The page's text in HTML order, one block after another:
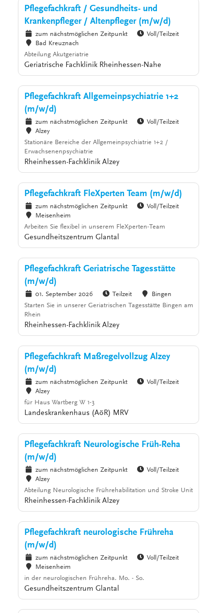
Pflegefachkraft / Gesundheits- und
Krankenpfleger / Altenpfleger (m/w/d)
zum nächstmöglichen Zeitpunkt
Voll/Teilzeit
Bad Kreuznach
Abteilung Akutgeriatrie
Geriatrische Fachklinik Rheinhessen-Nahe
Pflegefachkraft Allgemeinpsychiatrie 1+2
(m/w/d)
zum nächstmöglichen Zeitpunkt
Voll/Teilzeit
Alzey
Stationäre Bereiche der Allgemeinpsychiatrie 1+2 /
Erwachsenenpsychiatrie
Rheinhessen-Fachklinik Alzey
Pflegefachkraft FleXperten Team (m/w/d)
zum nächstmöglichen Zeitpunkt
Voll/Teilzeit
Meisenheim
Arbeiten Sie flexibel in unserem FleXperten-Team
Gesundheitszentrum Glantal
Pflegefachkraft Geriatrische Tagesstätte
(m/w/d)
01. September 2026 Teilzeit
Bingen
Starten Sie in unserer Geriatrischen Tagesstätte Bingen am
Rhein
Rheinhessen-Fachklinik Alzey
Pflegefachkraft Maßregelvollzug Alzey
(m/w/d)
zum nächstmöglichen Zeitpunkt
Voll/Teilzeit
Alzey
für Haus Wartberg W 1-3
Landeskrankenhaus (AöR) MRV
Pflegefachkraft Neurologische Früh-Reha
(m/w/d)
zum nächstmöglichen Zeitpunkt
Voll/Teilzeit
Alzey
Abteilung Neurologische Frührehabilitation und Stroke Unit
Rheinhessen-Fachklinik Alzey
Pflegefachkraft neurologische Frühreha
(m/w/d)
zum nächstmöglichen Zeitpunkt
Voll/Teilzeit
Meisenheim
in der neurologischen Frühreha. Mo. - So.
Gesundheitszentrum Glantal